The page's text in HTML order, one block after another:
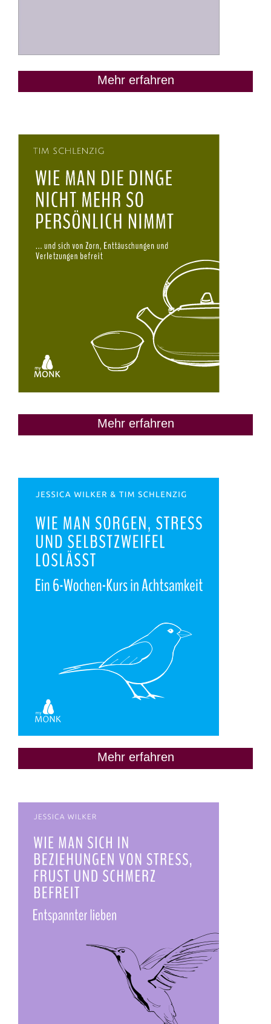
Mehr erfahren
Mehr erfahren
Mehr erfahren